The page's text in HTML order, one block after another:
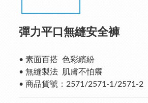
彈力平口無縫安全褲
• 素面百搭  色彩繽紛
• 無縫製法  肌膚不怕癢
• 商品貨號：2571/2571-1/2571-2